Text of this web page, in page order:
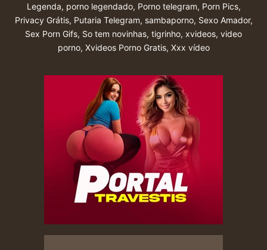
Legenda, porno legendado, Porno telegram, Porn Pics,
Privacy Grátis, Putaria Telegram, sambaporno, Sexo Amador,
Sex Porn Gifs, So tem novinhas, tigrinho, xvideos, video
porno, Xvideos Porno Gratis, Xxx vídeo